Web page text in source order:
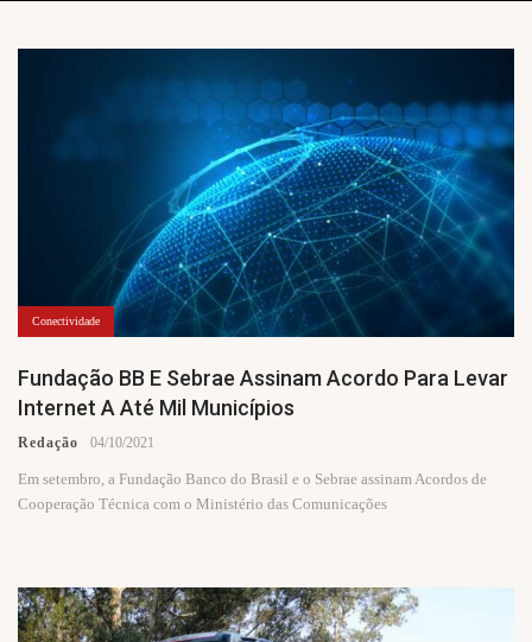
Conectividade
Fundação BB E Sebrae Assinam Acordo Para Levar
Internet A Até Mil Municípios
Redação 04/10/2021
Em setembro, a Fundação Banco do Brasil e o Sebrae assinam Acordos de
Cooperação Técnica com o Ministério das Comunicações